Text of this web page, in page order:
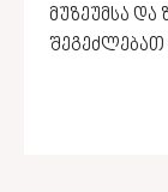
მუზეუმსა და
შეგეძლებათ